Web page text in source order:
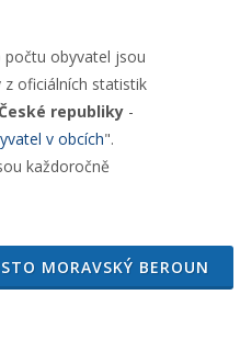
počtu obyvatel jsou
z oficiálních statistik
republiky -
v obcích".
každoročně
MORAVSKÝ BEROUN